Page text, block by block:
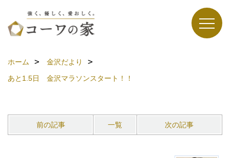
ホーム
金沢だより
あと1.5日 金沢マラソンスタート！！
前の記事 一覧 次の記事